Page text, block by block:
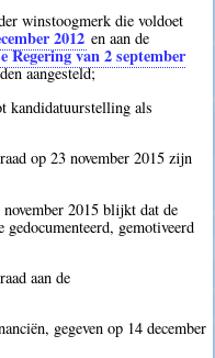
winstoogmerk die voldoet
2012 en aan de
Regering van 2 september
aangesteld;
kandidatuurstelling als
op 23 november 2015 zijn
2015 blijkt dat de
gemotiveerd
aan de
gegeven op 14 december